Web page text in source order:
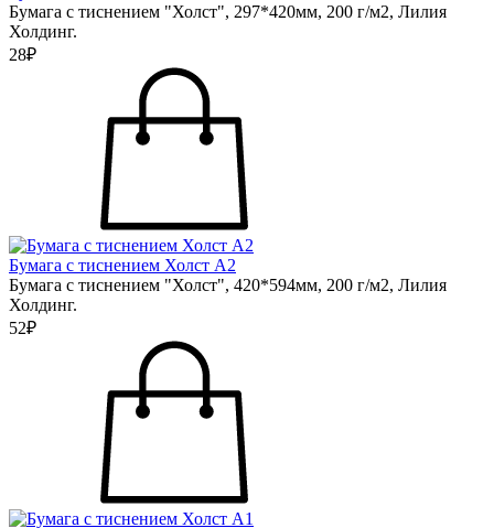
Бумага с тиснением "Холст", 297*420мм, 200 г/м2, Лилия
Холдинг.
28₽
Бумага с тиснением Холст А2
Бумага с тиснением "Холст", 420*594мм, 200 г/м2, Лилия
Холдинг.
52₽